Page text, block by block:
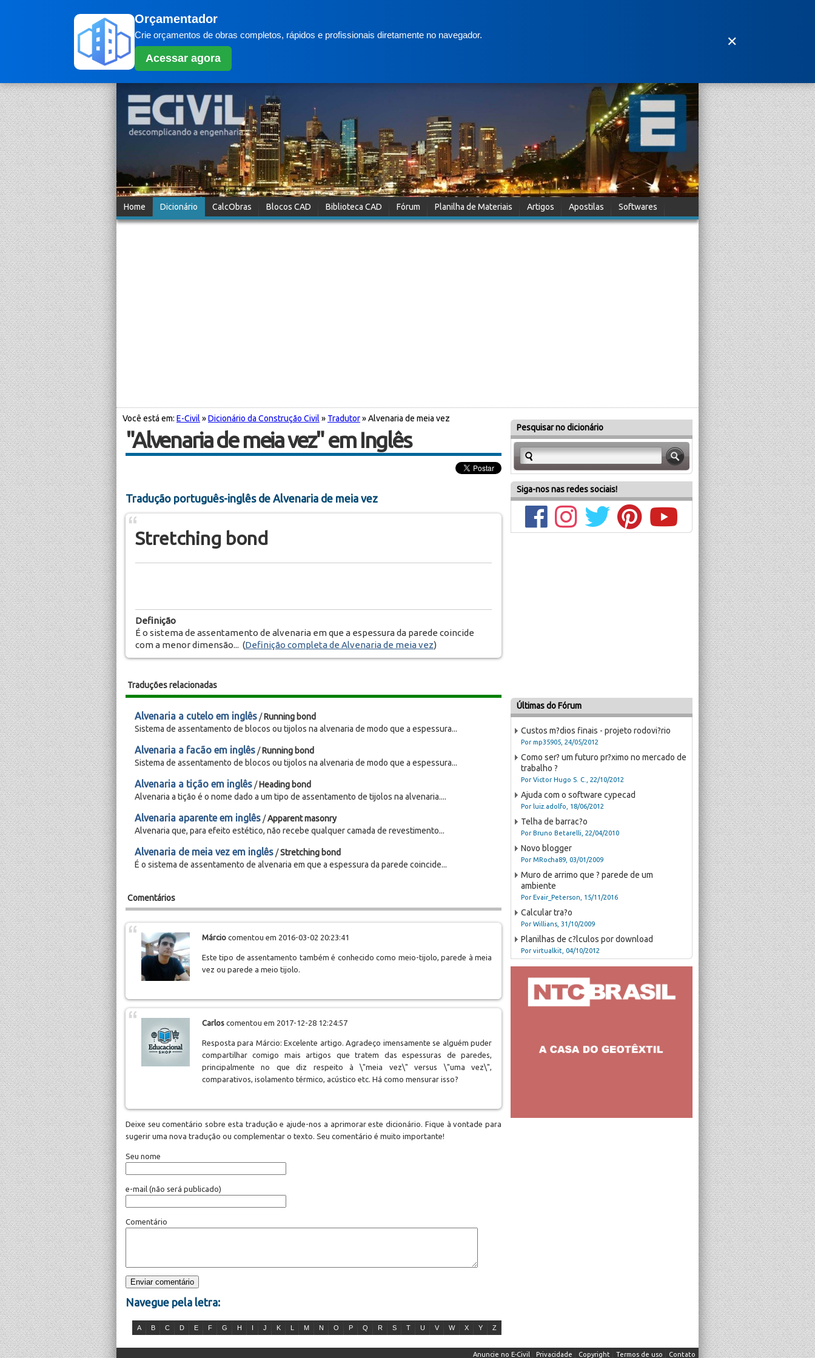
Orçamentador
Crie orçamentos de obras completos, rápidos e profissionais diretamente no navegador.
Acessar agora
✕
Home Dicionário CalcObras Blocos CAD Biblioteca CAD Fórum Planilha de Materiais Artigos Apostilas Softwares
Você está em: E-Civil »Dicionário da Construção Civil » Tradutor» Alvenaria de meia vez
"Alvenaria de meia vez" em Inglês
Tradução português-inglês de Alvenaria de meia vez
Stretching bond
Definição
É o sistema de assentamento de alvenaria em que a espessura da parede coincide
com a menor dimensão... (Definição completa de Alvenaria de meia vez)
Traduções relacionadas
Alvenaria a cutelo em inglês /Running bond
Sistema de assentamento de blocos ou tijolos na alvenaria de modo que a espessura...
Alvenaria a facão em inglês /Running bond
Sistema de assentamento de blocos ou tijolos na alvenaria de modo que a espessura...
Alvenaria a tição em inglês /Heading bond
Alvenaria a tição é o nome dado a um tipo de assentamento de tijolos na alvenaria....
Alvenaria aparente em inglês /Apparent masonry
Alvenaria que, para efeito estético, não recebe qualquer camada de revestimento...
Alvenaria de meia vez em inglês /Stretching bond
É o sistema de assentamento de alvenaria em que a espessura da parede coincide...
Comentários
Márcio comentou em 2016-03-02 20:23:41
Este tipo de assentamento também é conhecido como meio-tijolo, parede à meia
vez ou parede a meio tijolo.
Carlos comentou em 2017-12-28 12:24:57
Resposta para Márcio: Excelente artigo. Agradeço imensamente se alguém puder
compartilhar comigo mais artigos que tratem das espessuras de paredes,
principalmente no que diz respeito à \"meia vez\" versus \"uma vez\",
comparativos, isolamento térmico, acústico etc. Há como mensurar isso?
Deixe seu comentário sobre esta tradução e ajude-nos a aprimorar este dicionário. Fique à vontade para
sugerir uma nova tradução ou complementar o texto. Seu comentário é muito importante!
Seu nome
e-mail (não será publicado)
Comentário
Navegue pela letra:
A B C D E F G H I J K L M N O P Q R S T U V W X Y Z
Pesquisar no dicionário
Siga-nos nas redes sociais!
Últimas do Fórum
Custos m?dios finais - projeto rodovi?rio
Por mp35905, 24/05/2012
Como ser? um futuro pr?ximo no mercado de
trabalho ?
Por Victor Hugo S. C., 22/10/2012
Ajuda com o software cypecad
Por luiz.adolfo, 18/06/2012
Telha de barrac?o
Por Bruno Betarelli, 22/04/2010
Novo blogger
Por MRocha89, 03/01/2009
Muro de arrimo que ? parede de um
ambiente
Por Evair_Peterson, 15/11/2016
Calcular tra?o
Por Willians, 31/10/2009
Planilhas de c?lculos por download
Por virtualkit, 04/10/2012
Contato
Termos de uso
Copyright
Privacidade
Anuncie no E-Civil